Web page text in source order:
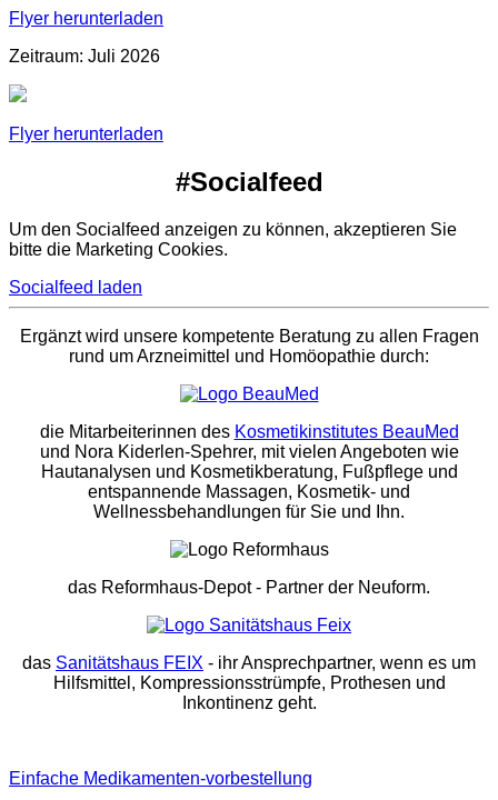
Flyer herunterladen
Zeitraum: Juli 2026
Flyer herunterladen
#Socialfeed
Um den Socialfeed anzeigen zu können, akzeptieren Sie
bitte die Marketing Cookies.
Socialfeed laden
Ergänzt wird unsere kompetente Beratung zu allen Fragen
rund um Arzneimittel und Homöopathie durch:
die Mitarbeiterinnen des Kosmetikinstitutes BeauMed
und Nora Kiderlen-Spehrer, mit vielen Angeboten wie
Hautanalysen und Kosmetikberatung, Fußpflege und
entspannende Massagen, Kosmetik- und
Wellnessbehandlungen für Sie und Ihn.
das Reformhaus-Depot- Partner der Neuform.
das Sanitätshaus FEIX - ihr Ansprechpartner, wenn es um
Hilfsmittel, Kompressionsstrümpfe, Prothesen und
Inkontinenz geht.
Einfache Medikamenten-vorbestellung